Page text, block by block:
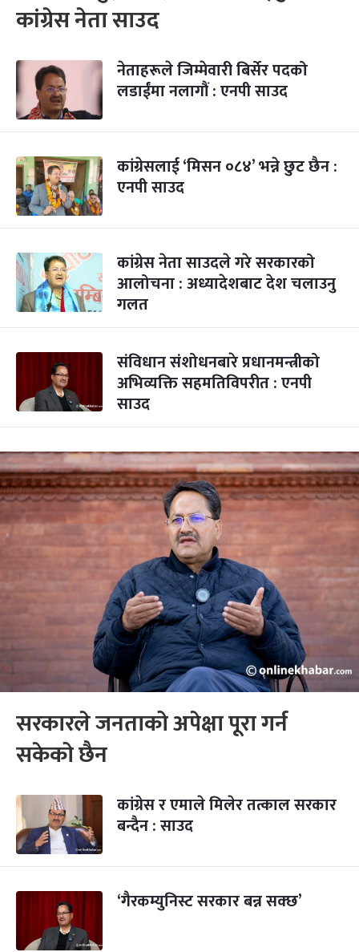
कांग्रेस नेता साउद
नेताहरूले जिम्मेवारी बिर्सेर पदको
लडाईंमा नलागौं : एनपी साउद
कांग्रेसलाई ‘मिसन ०८४’ भन्ने छुट छैन :
एनपी साउद
कांग्रेस नेता साउदले गरे सरकारको
आलोचना : अध्यादेशबाट देश चलाउनु
गलत
संविधान संशोधनबारे प्रधानमन्त्रीको
अभिव्यक्ति सहमतिविपरीत : एनपी
साउद
सरकारले जनताको अपेक्षा पूरा गर्न
सकेको छैन
कांग्रेस र एमाले मिलेर तत्काल सरकार
बन्दैन : साउद
‘गैरकम्युनिस्ट सरकार बन्न सक्छ’